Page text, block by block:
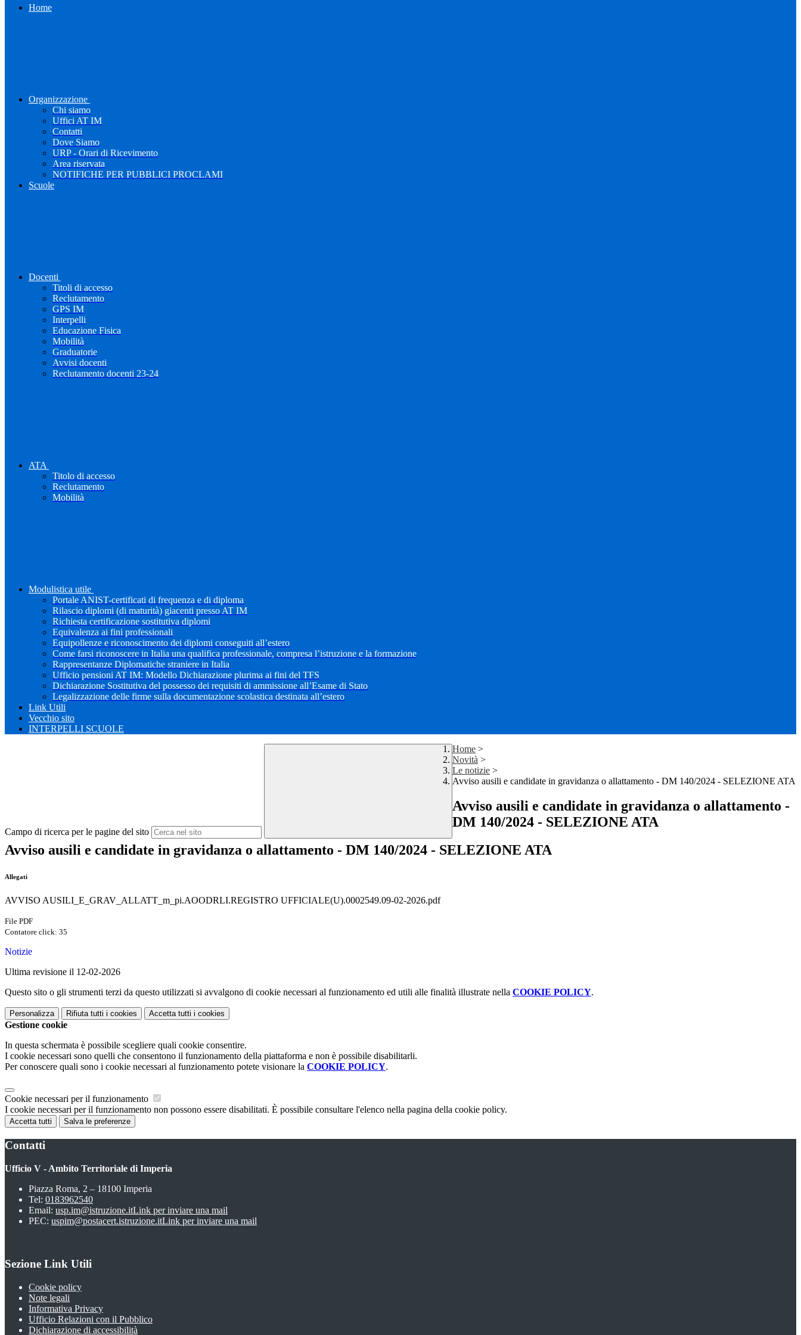
Home
Organizzazione
Chi siamo
Uffici AT IM
Contatti
Dove Siamo
URP - Orari di Ricevimento
Area riservata
NOTIFICHE PER PUBBLICI PROCLAMI
Scuole
Docenti
Titoli di accesso
Reclutamento
GPS IM
Interpelli
Educazione Fisica
Mobilità
Graduatorie
Avvisi docenti
Reclutamento docenti 23-24
ATA
Titolo di accesso
Reclutamento
Mobilità
Modulistica utile
Portale ANIST-certificati di frequenza e di diploma
Rilascio diplomi (di maturità) giacenti presso AT IM
Richiesta certificazione sostitutiva diplomi
Equivalenza ai fini professionali
Equipollenze e riconoscimento dei diplomi conseguiti all’estero
Come farsi riconoscere in Italia una qualifica professionale, compresa l’istruzione e la formazione
Rappresentanze Diplomatiche straniere in Italia
Ufficio pensioni AT IM: Modello Dichiarazione plurima ai fini del TFS
Dichiarazione Sostitutiva del possesso dei requisiti di ammissione all’Esame di Stato
Legalizzazione delle firme sulla documentazione scolastica destinata all’estero
Link Utili
Vecchio sito
INTERPELLI SCUOLE
Campo di ricerca per le pagine del sito
Home >
Novità >
Le notizie >
Avviso ausili e candidate in gravidanza o allattamento - DM 140/2024 - SELEZIONE ATA
Avviso ausili e candidate in gravidanza o allattamento -
DM 140/2024 - SELEZIONE ATA
Avviso ausili e candidate in gravidanza o allattamento - DM 140/2024 - SELEZIONE ATA
Allegati
AVVISO AUSILI_E_GRAV_ALLATT_m_pi.AOODRLI.REGISTRO UFFICIALE(U).0002549.09-02-2026.pdf
File PDF
Contatore click: 35
Notizie
Ultima revisione il 12-02-2026
Questo sito o gli strumenti terzi da questo utilizzati si avvalgono di cookie necessari al funzionamento ed utili alle finalità illustrate nella COOKIE POLICY.
Personalizza Rifiuta tutti i cookies Accetta tutti i cookies
Gestione cookie
In questa schermata è possibile scegliere quali cookie consentire.
I cookie necessari sono quelli che consentono il funzionamento della piattaforma e non è possibile disabilitarli.
Per conoscere quali sono i cookie necessari al funzionamento potete visionare la COOKIE POLICY.
Cookie necessari per il funzionamento
I cookie necessari per il funzionamento non possono essere disabilitati. È possibile consultare l'elenco nella pagina della cookie policy.
Accetta tutti Salva le preferenze
Contatti
Ufficio V - Ambito Territoriale di Imperia
Piazza Roma, 2 – 18100 Imperia
Tel: 0183962540
Email: usp.im@istruzione.itLink per inviare una mail
PEC: uspim@postacert.istruzione.itLink per inviare una mail
Sezione Link Utili
Cookie policy
Note legali
Informativa Privacy
Ufficio Relazioni con il Pubblico
Dichiarazione di accessibilità